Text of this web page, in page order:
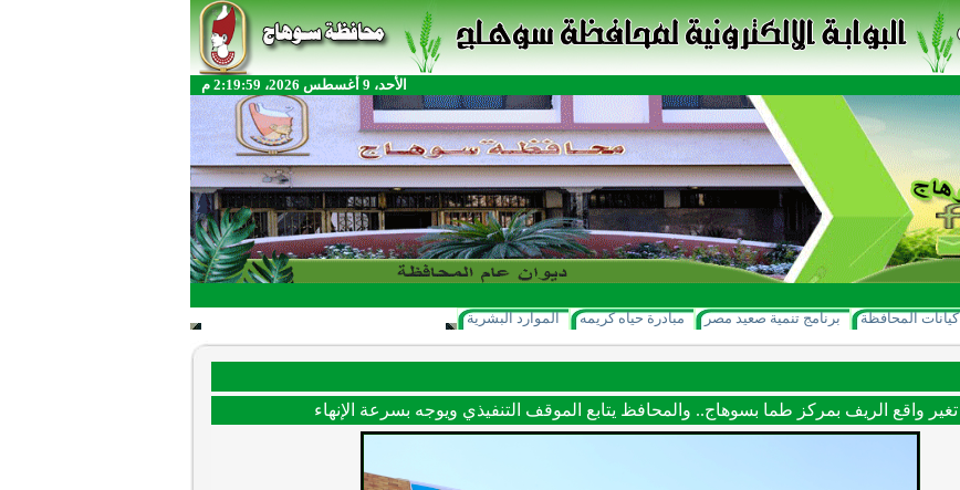
الأحد، 9 أغسطس 2026، 2:19:59 م
كيانات المحافظة برنامج تنمية صعيد مصر مبادرة حياه كريمه الموارد البشرية